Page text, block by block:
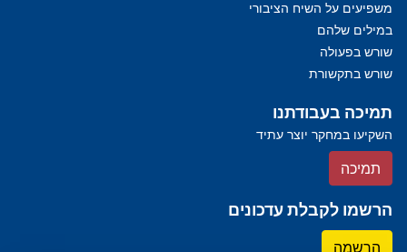
משפיעים על השיח הציבורי
במילים שלהם
שורש בפעולה
שורש בתקשורת
תמיכה בעבודתנו
השקיעו במחקר יוצר עתיד
תמיכה
הרשמו לקבלת עדכונים
הרשמה